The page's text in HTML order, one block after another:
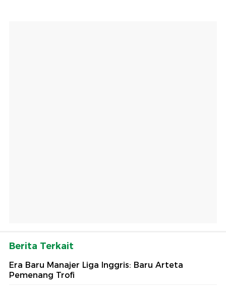
Berita Terkait
Era Baru Manajer Liga Inggris: Baru Arteta
Pemenang Trofi